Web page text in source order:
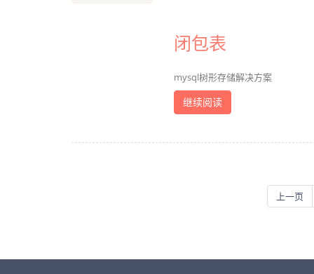
闭包表
mysql树形存储解决方案
继续阅读
上一页